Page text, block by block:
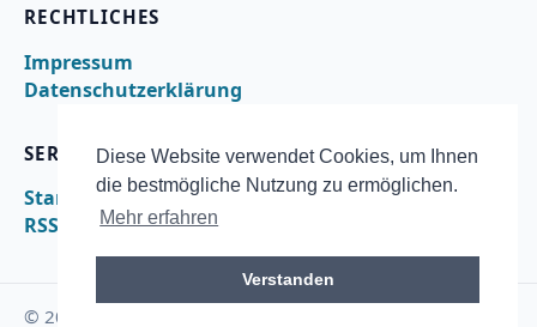
Diese Website verwendet Cookies, um Ihnen
die bestmögliche Nutzung zu ermöglichen.
Mehr erfahren
Verstanden
RECHTLICHES
Impressum
Datenschutzerklärung
SERVICE
Startseite
RSS
© 2026 ngo-online.de